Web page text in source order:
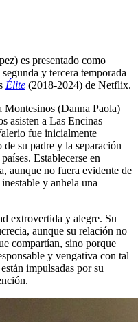
es presentado como
y tercera temporada
Élite (2018-2024) de Netflix.
Montesinos (Danna Paola)
asisten a Las Encinas
fue inicialmente
su padre y la separación
Establecerse en
aunque no fuera evidente de
y anhela una
extrovertida y alegre. Su
aunque su relación no
compartían, sino porque
y vengativa con tal
impulsadas por su